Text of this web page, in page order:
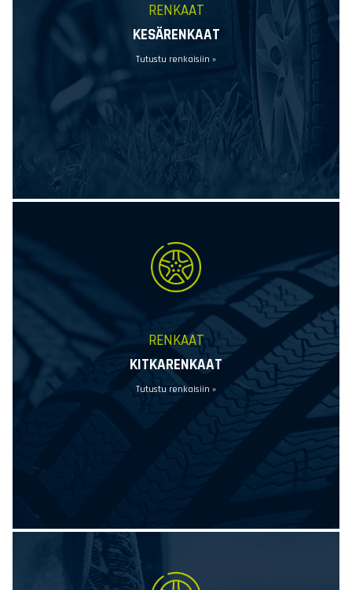
RENKAAT
KESÄRENKAAT
Tutustu renkaisiin »
RENKAAT
KITKARENKAAT
Tutustu renkaisiin »